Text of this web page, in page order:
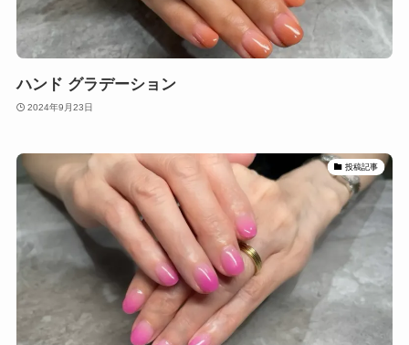
ハンド グラデーション
2024年9月23日
投稿記事